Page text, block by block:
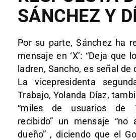
SÁNCHEZ Y
Por su parte, Sánchez ha
mensaje en ‘X’: “Deja que
ladren, Sancho, es señal de
La vicepresidenta
Trabajo, Yolanda Díaz,
“miles de usuarios de
recibido” un mensaje “no
dueño” , diciendo que el